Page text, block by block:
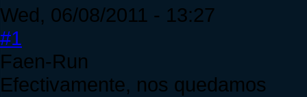
Wed, 06/08/2011 - 13:27
#1
Faen-Run
Efectivamente, nos quedamos